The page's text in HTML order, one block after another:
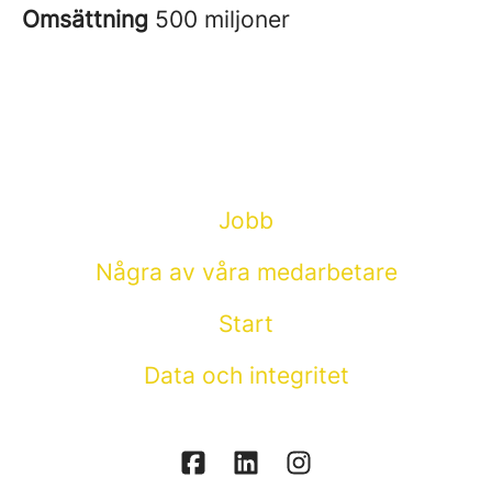
Omsättning 500 miljoner
Jobb
Några av våra medarbetare
Start
Data och integritet